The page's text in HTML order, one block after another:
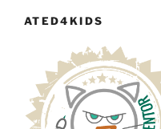
ATED4KIDS